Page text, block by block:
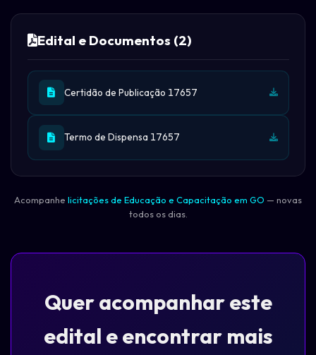
Edital e Documentos (2)
Certidão de Publicação 17657
Termo de Dispensa 17657
Acompanhe licitações de Educação e Capacitação em GO — novas
todos os dias.
Quer acompanhar este
edital e encontrar mais